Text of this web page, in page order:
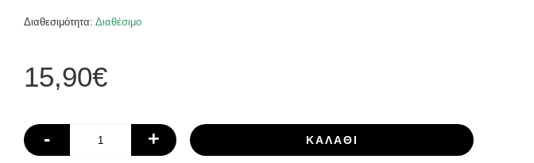
Διαθεσιμότητα: Διαθέσιμο
15,90€
- + ΚΑΛΆΘΙ